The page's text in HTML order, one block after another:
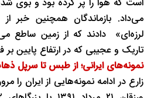
است که هوا را پر کرده بود و بوی
می‌داد. بازماندگان همچنین خبر
لرزه‌ای» دادند که از زمین ساطع
تاریک و عجیبی که در ارتفاع پایین بر
نمونه‌های ایرانی؛ از طبس تا سرپل
زارع در ادامه نمونه‌هایی از ایران را